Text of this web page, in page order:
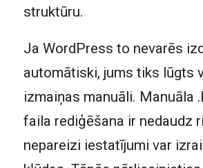
struktūru.
Ja WordPress to nevarēs
automātiski, jums tiks lūgts
izmaiņas manuāli. Manuāla
faila rediģēšana ir nedaudz
nepareizi iestatījumi var